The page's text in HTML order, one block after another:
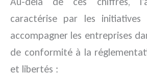
caractérise par les
accompagner les entreprises
de conformité à la
et libertés :